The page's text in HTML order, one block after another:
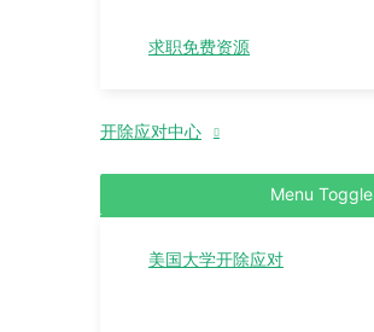
求职免费资源
开除应对中心
Menu Toggle
美国大学开除应对